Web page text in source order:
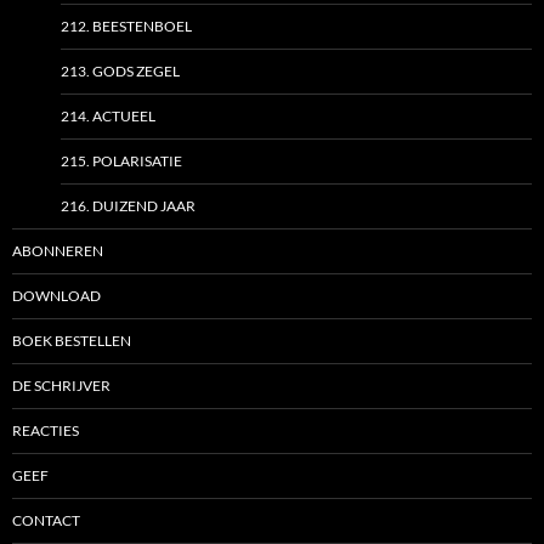
212. BEESTENBOEL
213. GODS ZEGEL
214. ACTUEEL
215. POLARISATIE
216. DUIZEND JAAR
ABONNEREN
DOWNLOAD
BOEK BESTELLEN
DE SCHRIJVER
REACTIES
GEEF
CONTACT